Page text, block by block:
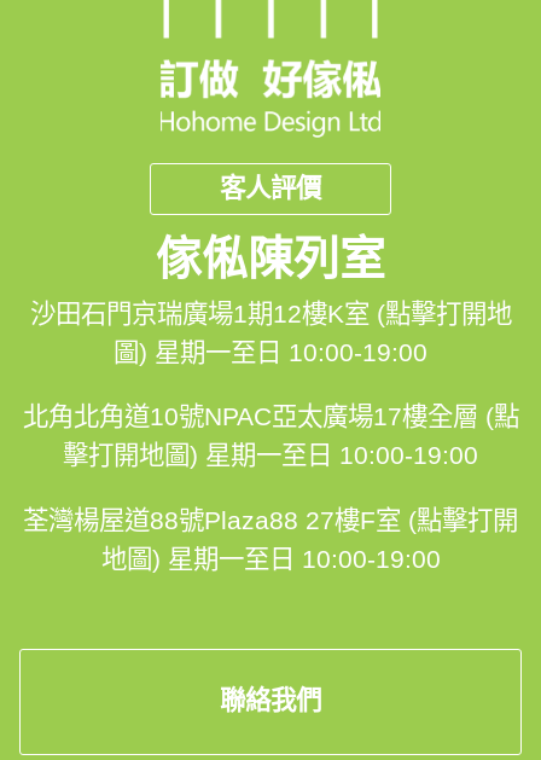
--------------------------------------------------
✨✨✨訂造好傢俬 口碑之選✨✨✨
9⃣大最強信心保證
✅首創💯%完工保證
✅終身結構安全保用
✅1對1香港設計師跟進🤝
✅$0 報價、度尺、設計、出3D設計圖
客人評價
傢俬陳列室
沙田石門京瑞廣場1期12樓K室 (點擊打開地
圖) 星期一至日 10:00-19:00
北角北角道10號NPAC亞太廣場17樓全層 (點
擊打開地圖) 星期一至日 10:00-19:00
荃灣楊屋道88號Plaza88 27樓F室 (點擊打開
地圖) 星期一至日 10:00-19:00
聯絡我們